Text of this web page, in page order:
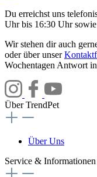
Du erreichst uns
Uhr bis 16:30 Uhr
Wir stehen dir auch
oder über unser
Wochentagen Antwort
Über TrendPet
Über Uns
Service & Informationen